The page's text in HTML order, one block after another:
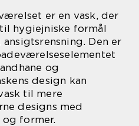
er en vask, der
hygiejniske formål
Den er
og
design kan
til mere
designs med
former.